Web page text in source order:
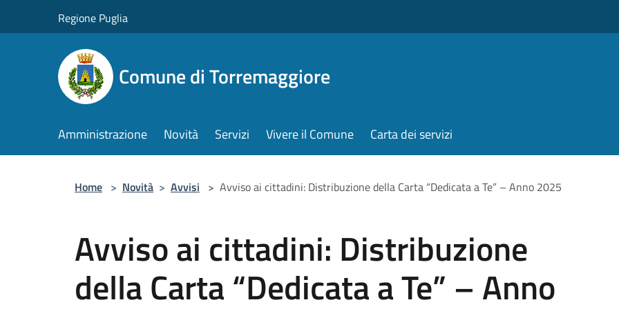
Regione Puglia
Comune di Torremaggiore
Amministrazione Novità Servizi Vivere il Comune Carta dei servizi
Home > Novità > Avvisi > Avviso ai cittadini: Distribuzione della Carta “Dedicata a Te” – Anno 2025
Avviso ai cittadini: Distribuzione
della Carta “Dedicata a Te” – Anno